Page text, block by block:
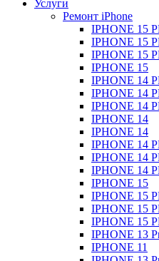
Услуги
Ремонт iPhone
IPHONE 15
IPHONE 15
IPHONE 15
IPHONE 15
IPHONE 14
IPHONE 14
IPHONE 14
IPHONE 14
IPHONE 14
IPHONE 14
IPHONE 14
IPHONE 14
IPHONE 15
IPHONE 15
IPHONE 15
IPHONE 15
IPHONE 13
IPHONE 11